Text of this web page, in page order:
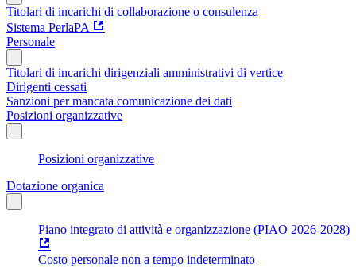
Titolari di incarichi di collaborazione o consulenza
Sistema PerlaPA
Personale
Titolari di incarichi dirigenziali amministrativi di vertice
Dirigenti cessati
Sanzioni per mancata comunicazione dei dati
Posizioni organizzative
Posizioni organizzative
Dotazione organica
Piano integrato di attività e organizzazione (PIAO 2026-2028)
Costo personale non a tempo indeterminato